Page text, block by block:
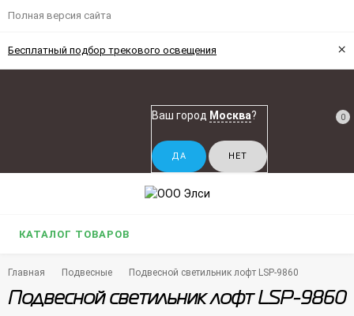
Полная версия сайта
Бесплатный подбор трекового освещения ×
Ваш город Москва? 0
КАТАЛОГ ТОВАРОВ
Главная Подвесные Подвесной светильник лофт LSP-9860
Подвесной светильник лофт LSP-9860